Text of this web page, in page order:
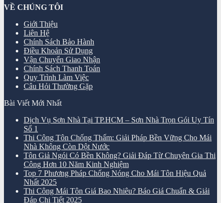
VỀ CHÚNG TÔI
Giới Thiệu
Liên Hệ
Chính Sách Bảo Hành
Điều Khoản Sử Dụng
Vận Chuyển Giao Nhận
Chính Sách Thanh Toán
Quy Trình Làm Việc
Câu Hỏi Thường Gặp
Bài Viết Mới Nhất
Dịch Vụ Sơn Nhà Tại TP.HCM – Sơn Nhà Trọn Gói Uy Tín
Số 1
Thi Công Tôn Chống Thấm: Giải Pháp Bền Vững Cho Mái
Nhà Không Còn Dột Nước
Tôn Giả Ngói Có Bền Không? Giải Đáp Từ Chuyên Gia Thi
Công Hơn 10 Năm Kinh Nghiệm
Top 7 Phương Pháp Chống Nóng Cho Mái Tôn Hiệu Quả
Nhất 2025
Thi Công Mái Tôn Giá Bao Nhiêu? Báo Giá Chuẩn & Giải
Đáp Chi Tiết 2025